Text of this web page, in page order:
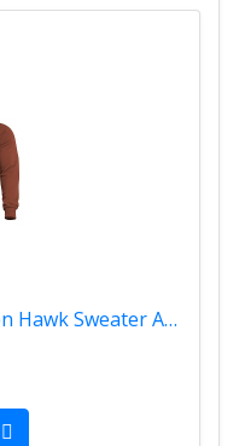
Μπλούζα Φούτερ Pentagon Hawk Sweater Apex Of Nature Maroon Red K09019-AN-74